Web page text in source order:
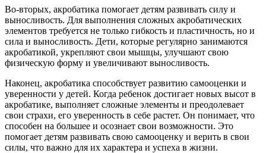
Во-вторых, акробатика помогает детям развивать силу и
выносливость. Для выполнения сложных акробатических
элементов требуется не только гибкость и пластичность, но и
сила и выносливость. Дети, которые регулярно занимаются
акробатикой, укрепляют свои мышцы, улучшают свою
физическую форму и увеличивают выносливость.
Наконец, акробатика способствует развитию самооценки и
уверенности у детей. Когда ребенок достигает новых высот в
акробатике, выполняет сложные элементы и преодолевает
свои страхи, его уверенность в себе растет. Он понимает, что
способен на большее и осознает свои возможности. Это
помогает детям развивать свою самооценку и верить в свои
силы, что важно для их характера и успеха в жизни.